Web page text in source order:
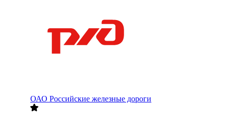
ОАО Российские железные дороги